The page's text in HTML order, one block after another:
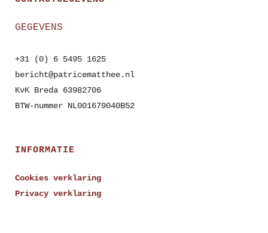
GEGEVENS
+31 (0) 6 5495 1625
bericht@patricematthee.nl
KvK Breda 63982706
BTW-nummer NL001679040B52
INFORMATIE
Cookies verklaring
Privacy verklaring